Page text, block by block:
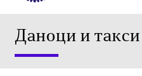
Даноци и такси